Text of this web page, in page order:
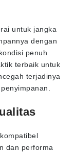
untuk jangka
dengan
penuh
terbaik untuk
terjadinya
dan performa